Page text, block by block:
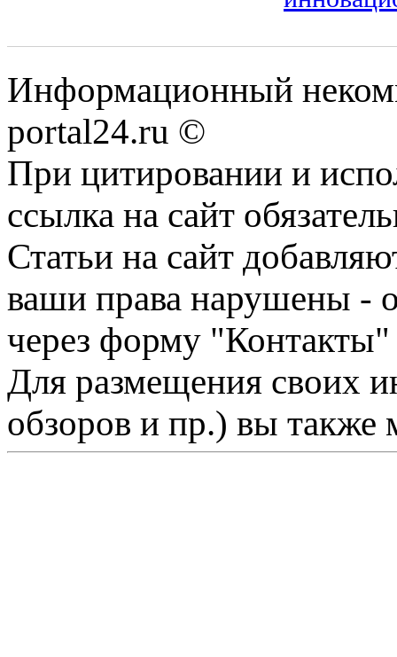
Информационный
portal24.ru ©
При цитировании и
ссылка на сайт
Статьи на сайт
ваши права нарушены -
через форму "Контакты"
Для размещения своих
обзоров и пр.) вы также